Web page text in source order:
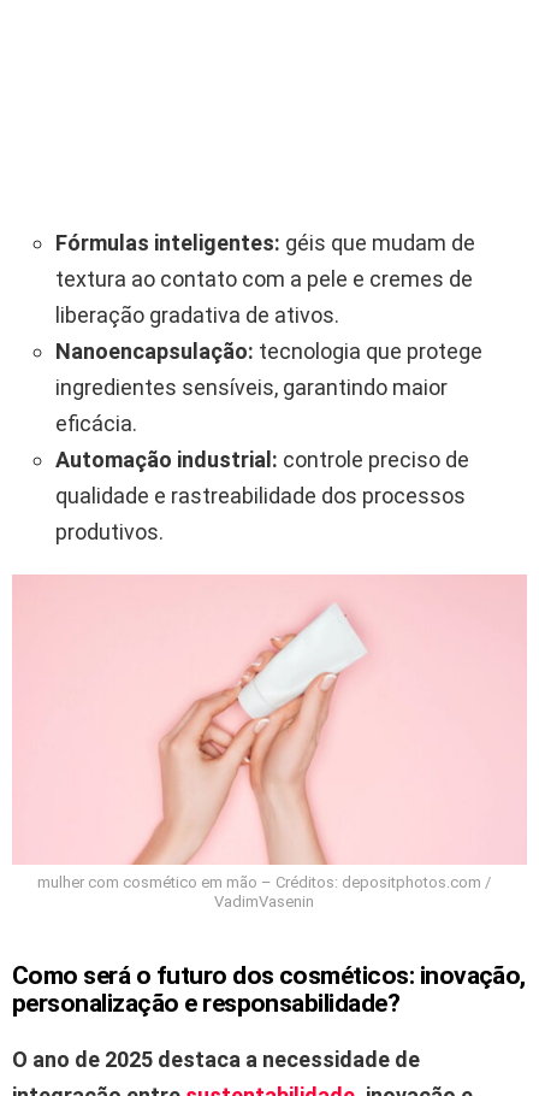
Fórmulas inteligentes: géis que mudam de
textura ao contato com a pele e cremes de
liberação gradativa de ativos.
Nanoencapsulação: tecnologia que protege
ingredientes sensíveis, garantindo maior
eficácia.
Automação industrial: controle preciso de
qualidade e rastreabilidade dos processos
produtivos.
mulher com cosmético em mão – Créditos: depositphotos.com /
VadimVasenin
Como será o futuro dos cosméticos: inovação,
personalização e responsabilidade?
O ano de 2025 destaca a necessidade de